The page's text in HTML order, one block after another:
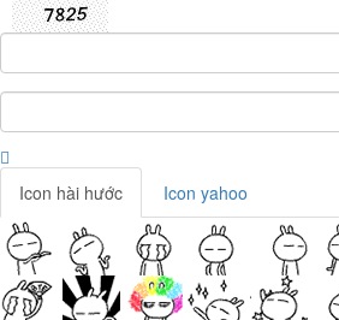
Icon hài hước Icon yahoo